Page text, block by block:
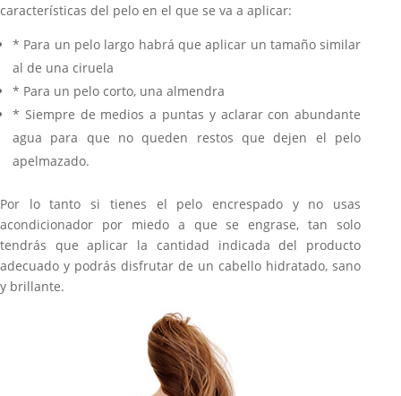
características del pelo en el que se va a aplicar:
* Para un pelo largo habrá que aplicar un tamaño similar
al de una ciruela
* Para un pelo corto, una almendra
* Siempre de medios a puntas y aclarar con abundante
agua para que no queden restos que dejen el pelo
apelmazado.
Por lo tanto si tienes el pelo encrespado y no usas
acondicionador por miedo a que se engrase, tan solo
tendrás que aplicar la cantidad indicada del producto
adecuado y podrás disfrutar de un cabello hidratado, sano
y brillante.